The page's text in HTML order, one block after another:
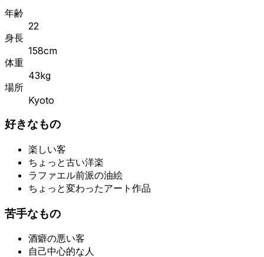
年齢
22
身長
158cm
体重
43kg
場所
Kyoto
好きなもの
楽しい客
ちょっと古い洋楽
ラファエル前派の油絵
ちょっと変わったアート作品
苦手なもの
酒癖の悪い客
自己中心的な人